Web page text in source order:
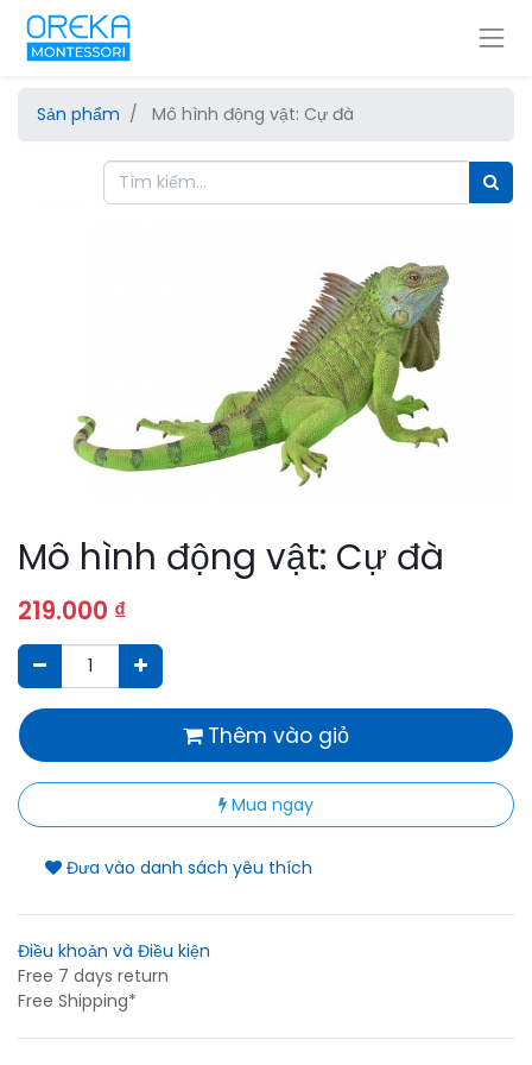
Sản phẩm Mô hình động vật: Cự đà
Mô hình động vật: Cự đà
219.000 ₫
Thêm vào giỏ
Mua ngay
Đưa vào danh sách yêu thích
Điều khoản và Điều kiện
Free 7 days return
Free Shipping*